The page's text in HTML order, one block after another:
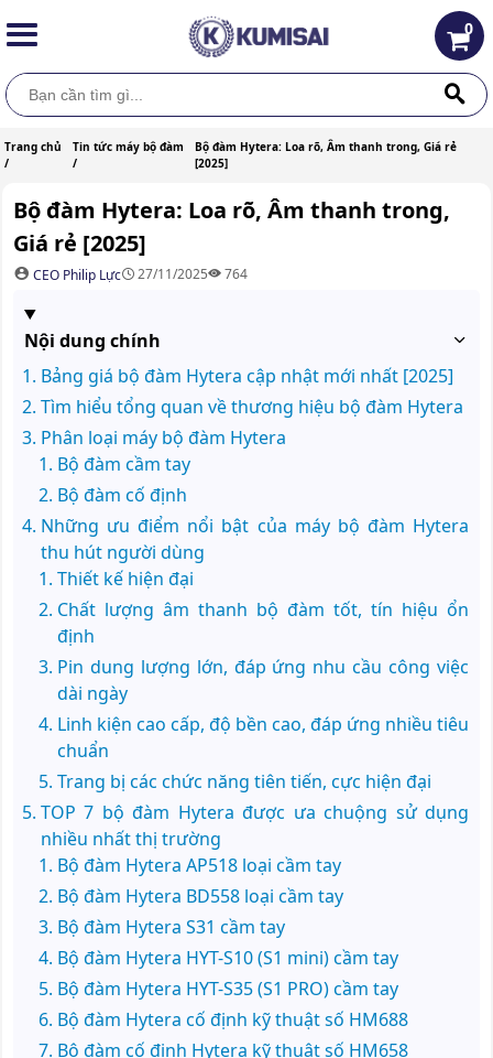
0
Trang chủ
/
Tin tức máy bộ đàm
/
Bộ đàm Hytera: Loa rõ, Âm thanh trong, Giá rẻ
[2025]
Bộ đàm Hytera: Loa rõ, Âm thanh trong,
Giá rẻ [2025]
CEO Philip Lực 27/11/2025 764
Nội dung chính
Bảng giá bộ đàm Hytera cập nhật mới nhất [2025]
Tìm hiểu tổng quan về thương hiệu bộ đàm Hytera
Phân loại máy bộ đàm Hytera
Bộ đàm cầm tay
Bộ đàm cố định
Những ưu điểm nổi bật của máy bộ đàm Hytera
thu hút người dùng
Thiết kế hiện đại
Chất lượng âm thanh bộ đàm tốt, tín hiệu ổn
định
Pin dung lượng lớn, đáp ứng nhu cầu công việc
dài ngày
Linh kiện cao cấp, độ bền cao, đáp ứng nhiều tiêu
chuẩn
Trang bị các chức năng tiên tiến, cực hiện đại
TOP 7 bộ đàm Hytera được ưa chuộng sử dụng
nhiều nhất thị trường
Bộ đàm Hytera AP518 loại cầm tay
Bộ đàm Hytera BD558 loại cầm tay
Bộ đàm Hytera S31 cầm tay
Bộ đàm Hytera HYT-S10 (S1 mini) cầm tay
Bộ đàm Hytera HYT-S35 (S1 PRO) cầm tay
Bộ đàm Hytera cố định kỹ thuật số HM688
Bộ đàm cố định Hytera kỹ thuật số HM658